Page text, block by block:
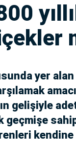
yer
gelişiyle
geçmişe
kendine